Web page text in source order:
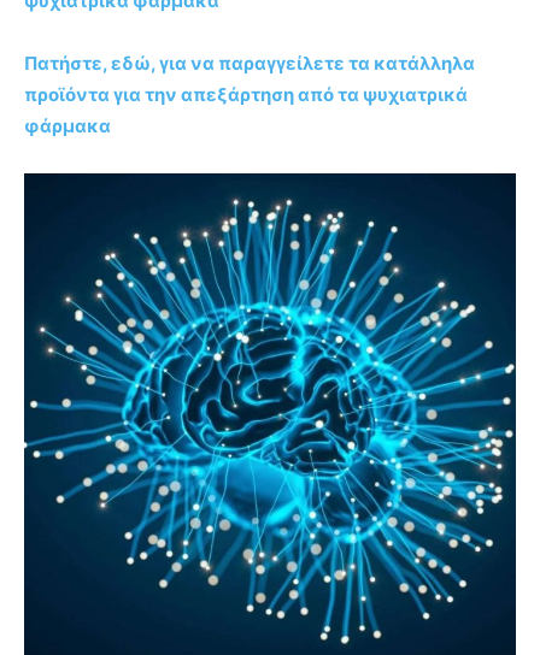
Πατήστε, εδώ, για να παραγγείλετε τα κατάλληλα
προϊόντα για την απεξάρτηση από τα ψυχιατρικά
φάρμακα